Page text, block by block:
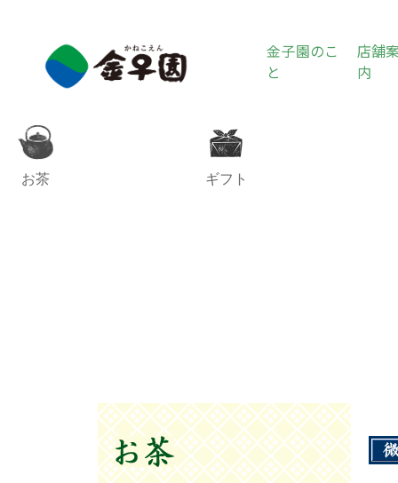
金子園のこ
と
店舗
内
お茶 ギフト